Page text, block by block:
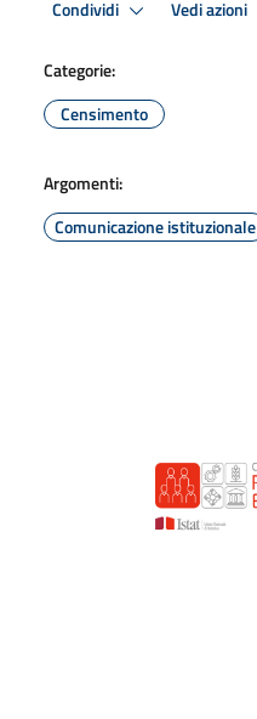
Condividi Vedi azioni
Categorie:
Censimento
Argomenti:
Comunicazione istituzionale